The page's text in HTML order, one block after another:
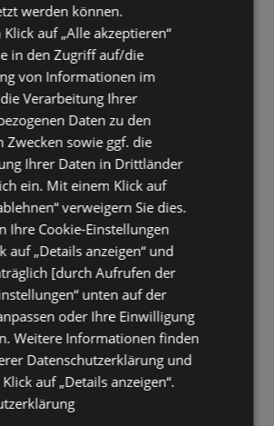
in Kärnten
Umgebung
Links
Heumilch länger frisch 3,6%
Salami
15%
werden können.
auf „Alle akzeptieren“
in den Zugriff auf/die
von Informationen im
Verarbeitung Ihrer
Daten zu den
Zwecken sowie ggf. die
Ihrer Daten in Drittländer
ein. Mit einem Klick auf
verweigern Sie dies.
Ihre Cookie-Einstellungen
auf „Details anzeigen“ und
[durch Aufrufen der
unten auf der
oder Ihre Einwilligung
Weitere Informationen finden
Datenschutzerklärung und
auf „Details anzeigen“.